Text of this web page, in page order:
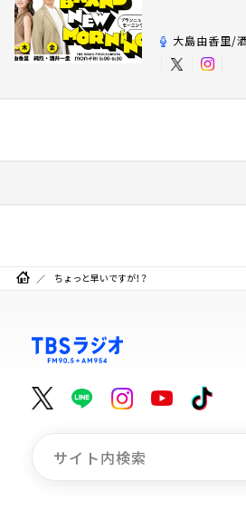
大島由香里/
ちょっと早いですが！？